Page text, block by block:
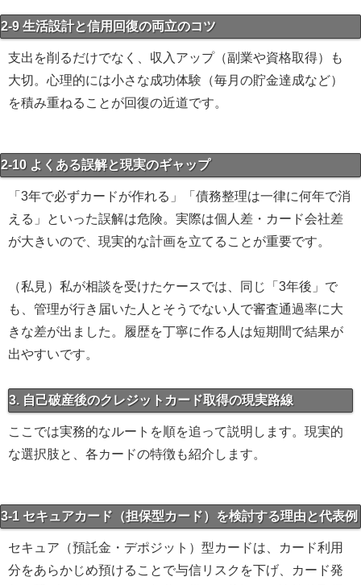
2-9 生活設計と信用回復の両立のコツ
支出を削るだけでなく、収入アップ（副業や資格取得）も
大切。心理的には小さな成功体験（毎月の貯金達成など）
を積み重ねることが回復の近道です。
2-10 よくある誤解と現実のギャップ
「3年で必ずカードが作れる」「債務整理は一律に何年で消
える」といった誤解は危険。実際は個人差・カード会社差
が大きいので、現実的な計画を立てることが重要です。
（私見）私が相談を受けたケースでは、同じ「3年後」で
も、管理が行き届いた人とそうでない人で審査通過率に大
きな差が出ました。履歴を丁寧に作る人は短期間で結果が
出やすいです。
3. 自己破産後のクレジットカード取得の現実路線
ここでは実務的なルートを順を追って説明します。現実的
な選択肢と、各カードの特徴も紹介します。
3-1 セキュアカード（担保型カード）を検討する理由と代表例
セキュア（預託金・デポジット）型カードは、カード利用
分をあらかじめ預けることで与信リスクを下げ、カード発